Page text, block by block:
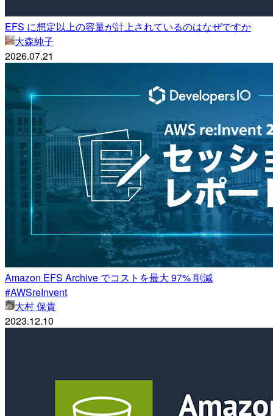
EFS に想定以上の容量が計上されているのはなぜですか
大森純子
2026.07.21
Amazon EFS Archive でコストを最大 97% 削減
#AWSreInvent
大村 保貴
2023.12.10